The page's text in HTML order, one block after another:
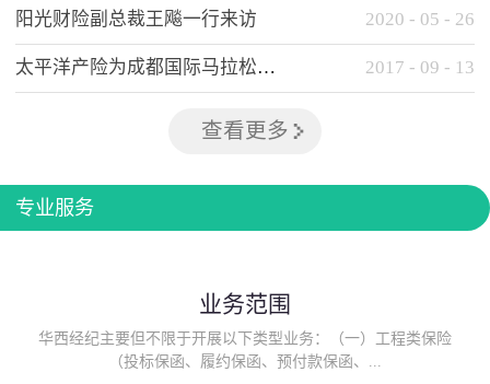
阳光财险副总裁王飚一行来访 2020 - 05 - 26
太平洋产险为成都国际马拉松提供全方位保险保障 2017 - 09 - 13
查看更多
专业服务
业务范围
华西经纪主要但不限于开展以下类型业务：（一）工程类保险
（投标保函、履约保函、预付款保函、...